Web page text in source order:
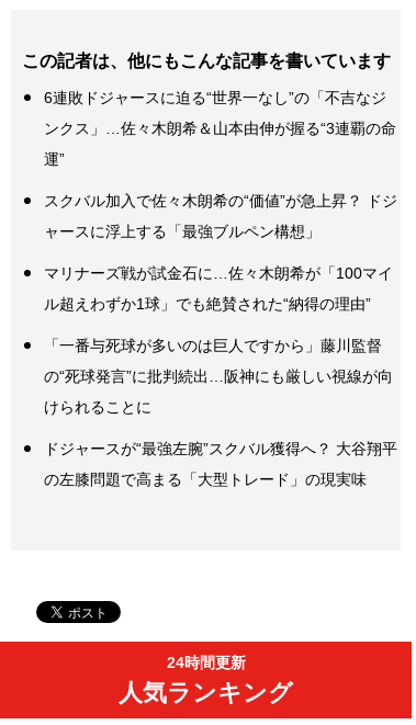
この記者は、他にもこんな記事を書いています
6連敗ドジャースに迫る“世界一なし”の「不吉なジ
ンクス」…佐々木朗希＆山本由伸が握る“3連覇の命
運”
スクバル加入で佐々木朗希の“価値”が急上昇？ ドジ
ャースに浮上する「最強ブルペン構想」
マリナーズ戦が試金石に…佐々木朗希が「100マイ
ル超えわずか1球」でも絶賛された“納得の理由”
「一番与死球が多いのは巨人ですから」藤川監督
の“死球発言”に批判続出…阪神にも厳しい視線が向
けられることに
ドジャースが“最強左腕”スクバル獲得へ？ 大谷翔平
の左膝問題で高まる「大型トレード」の現実味
24時間更新
人気ランキング